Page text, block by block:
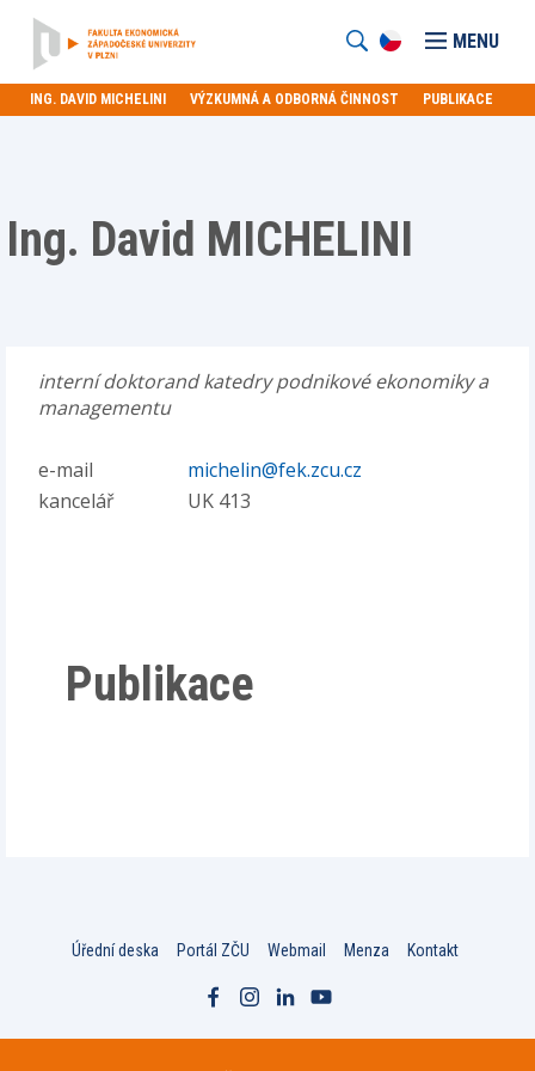
MENU
ING. DAVID MICHELINI VÝZKUMNÁ A ODBORNÁ ČINNOST PUBLIKACE
Ing. David MICHELINI
interní doktorand katedry podnikové ekonomiky a
managementu
e-mail
michelin@fek.zcu.cz
kancelář
UK 413
Publikace
Úřední deska Portál ZČU Webmail Menza Kontakt